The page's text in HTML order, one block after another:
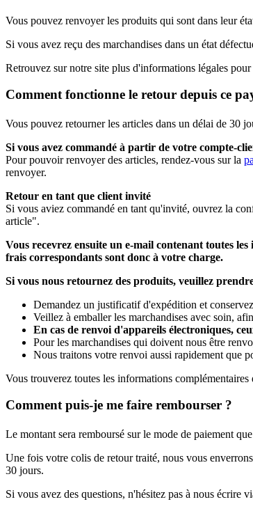
Vous pouvez renvoyer les produits qui sont dans leur
Si vous avez reçu des marchandises dans un état
Retrouvez sur notre site plus d'informations légales
Comment fonctionne le retour depuis ce
Vous pouvez retourner les articles dans un délai de 30
Si vous avez commandé à partir de votre compte-
Pour pouvoir renvoyer des articles, rendez-vous sur la
renvoyer.
Retour en tant que client invité
Si vous aviez commandé en tant qu'invité, ouvrez la
article".
Vous recevrez ensuite un e-mail contenant toutes
frais correspondants sont donc à votre charge.
Si vous nous retournez des produits, veuillez
Demandez un justificatif d'expédition et
Veillez à emballer les marchandises avec soin,
En cas de renvoi d'appareils électroniques,
Pour les marchandises qui doivent nous être
Nous traitons votre renvoi aussi rapidement que
Vous trouverez toutes les informations complémentaires
Comment puis-je me faire rembourser ?
Le montant sera remboursé sur le mode de paiement
Une fois votre colis de retour traité, nous vous
30 jours.
Si vous avez des questions, n'hésitez pas à nous écrire